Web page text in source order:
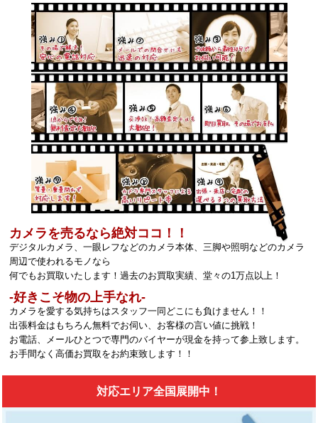
カメラを売るなら絶対ココ！！
デジタルカメラ、一眼レフなどのカメラ本体、三脚や照明などのカメラ
周辺で使われるモノなら
何でもお買取いたします！過去のお買取実績、堂々の1万点以上！
‐好きこそ物の上手なれ‐
カメラを愛する気持ちはスタッフ一同どこにも負けません！！
出張料金はもちろん無料でお伺い、お客様の言い値に挑戦！
お電話、メールひとつで専門のバイヤーが現金を持って参上致します。
お手間なく高価お買取をお約束致します！！
対応エリア全国展開中！